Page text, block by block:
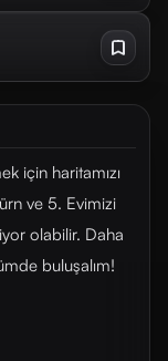
için haritamızı
ve 5. Evimizi
olabilir. Daha
buluşalım!